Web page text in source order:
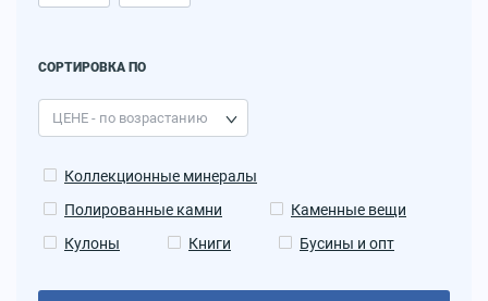
СОРТИРОВКА ПО
Коллекционные минералы
Полированные камни
Каменные вещи
Кулоны
Книги Бусины и опт